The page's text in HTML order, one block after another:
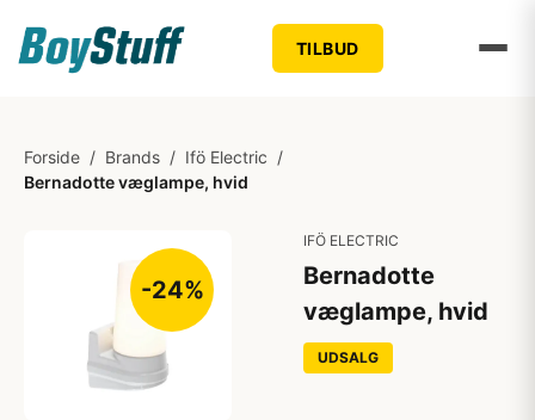
TILBUD
Forside / Brands / Ifö Electric /
Bernadotte væglampe, hvid
-24%
IFÖ ELECTRIC
Bernadotte
væglampe, hvid
UDSALG